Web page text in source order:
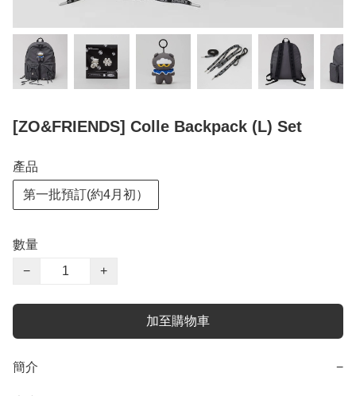
[ZO&FRIENDS] Colle Backpack (L) Set
產品
第一批預訂(約4月初）
數量
−
+
加至購物車
簡介 −